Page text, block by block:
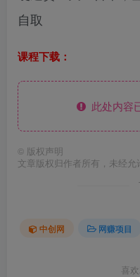
自取
课程下载：
此处内容
© 版权声明
文章版权归作者所有，未经允
中创网 网赚项目
喜